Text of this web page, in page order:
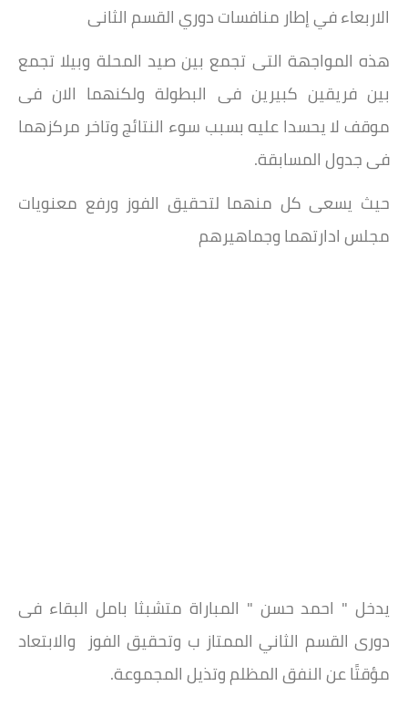
الاربعاء في إطار منافسات دوري القسم الثانى
هذه المواجهة التى تجمع بين صيد المحلة وبيلا تجمع
بين فريقين كبيرين فى البطولة ولكنهما الان فى
موقف لا يحسدا عليه بسبب سوء النتائج وتاخر مركزهما
فى جدول المسابقة.
حيث يسعى كل منهما لتحقيق الفوز ورفع معنويات
مجلس ادارتهما وجماهيرهم
يدخل " احمد حسن " المباراة متشبثا بامل البقاء فى
دورى القسم الثاني الممتاز ب وتحقيق الفوز والابتعاد
مؤقتًا عن النفق المظلم وتذيل المجموعة.